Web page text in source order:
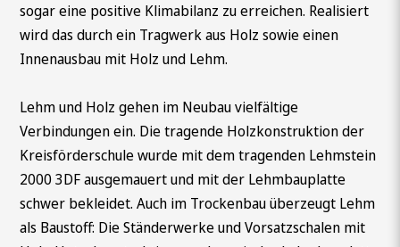
sogar eine positive Klimabilanz zu erreichen. Realisiert
wird das durch ein Tragwerk aus Holz sowie einen
Innenausbau mit Holz und Lehm.
Lehm und Holz gehen im Neubau vielfältige
Verbindungen ein. Die tragende Holzkonstruktion der
Kreisförderschule wurde mit dem tragenden Lehmstein
2000 3DF ausgemauert und mit der Lehmbauplatte
schwer bekleidet. Auch im Trockenbau überzeugt Lehm
als Baustoff: Die Ständerwerke und Vorsatzschalen mit